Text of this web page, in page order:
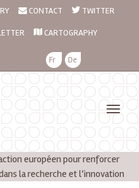
CONTACT TWITTER
CARTOGRAPHY
Fr De
européen pour renforcer
la recherche et l’innovation